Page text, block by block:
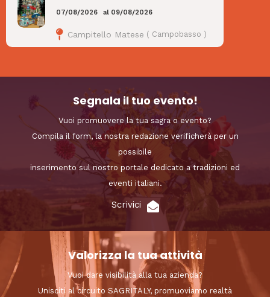
07/08/2026 al 09/08/2026
Campitello Matese ( Campobasso )
Segnala il tuo evento!
Vuoi promuovere la tua sagra o evento?
Compila il form, la nostra redazione verificherà per un
possibile
inserimento sul nostro portale dedicato a tradizioni ed
eventi italiani.
Scrivici
Valorizza la tua attività
Vuoi dare visibilità alla tua azienda?
Unisciti al circuito SAGRITALY, promuoviamo realtà